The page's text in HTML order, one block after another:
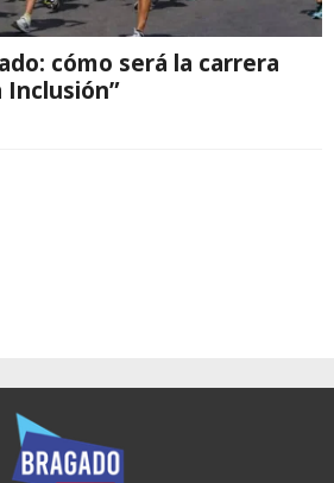
cómo será la carrera
Inclusión”